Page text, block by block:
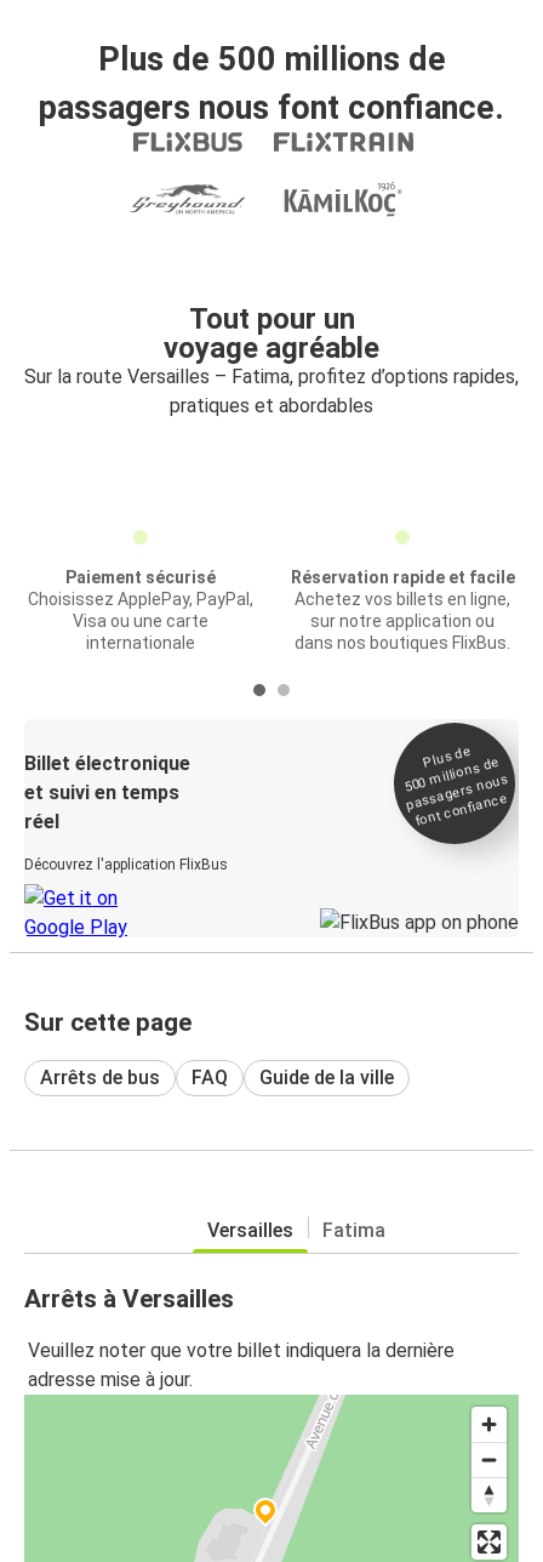
Plus de 500 millions de
passagers nous font confiance.
Tout pour un
voyage agréable
Sur la route Versailles – Fatima, profitez d’options rapides,
pratiques et abordables
Paiement sécurisé
Choisissez ApplePay, PayPal,
Visa ou une carte
internationale
Réservation rapide et facile
Achetez vos billets en ligne,
sur notre application ou
dans nos boutiques FlixBus.
Billet électronique
et suivi en temps
réel
Découvrez l'application FlixBus
Plus de
500
millions de
passagers nous
font confiance
Sur cette page
Arrêts de bus FAQ Guide de la ville
Versailles Fatima
Arrêts à Versailles
Veuillez noter que votre billet indiquera la dernière
adresse mise à jour.